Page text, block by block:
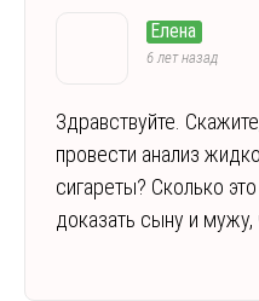
Елена
6 лет назад
Здравствуйте.
провести анализ
сигареты? Сколько
доказать сыну и мужу,